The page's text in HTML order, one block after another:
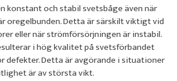
konstant och stabil svetsbåge även när
oregelbunden. Detta är särskilt viktigt vid
eller när strömförsörjningen är instabil.
i hög kvalitet på svetsförbandet
defekter. Detta är avgörande i situationer
är av största vikt.